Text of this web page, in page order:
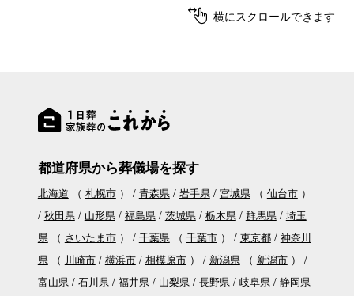
横にスクロールできます
都道府県から葬儀場を探す
北海道 （ 札幌市） 青森県 岩手県 宮城県（ 仙台市）
秋田県
山形県 福島県 茨城県 栃木県 群馬県
埼玉
県（ さいたま市） 千葉県（ 千葉市） 東京都
神奈川
県（ 川崎市 横浜市 相模原市） 新潟県（ 新潟市）
富山県
石川県 福井県 山梨県 長野県 岐阜県
静岡県